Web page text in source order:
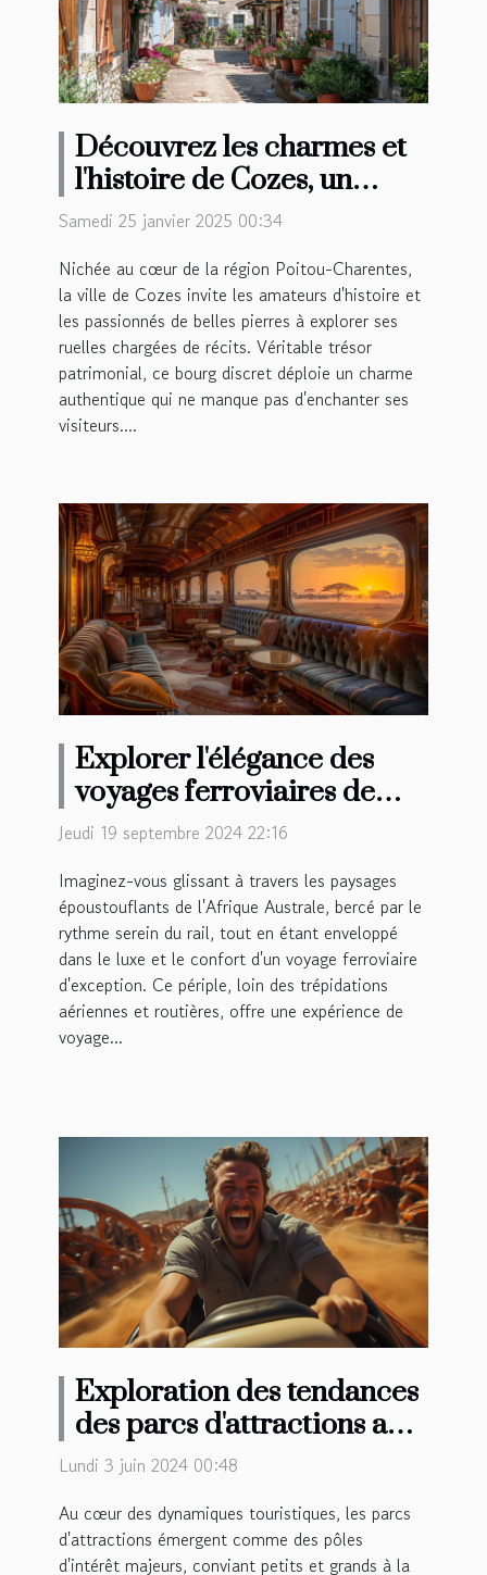
Découvrez les charmes et
l'histoire de Cozes, un
joyau régional
Samedi 25 janvier 2025 00:34
Nichée au cœur de la région Poitou-Charentes,
la ville de Cozes invite les amateurs d'histoire et
les passionnés de belles pierres à explorer ses
ruelles chargées de récits. Véritable trésor
patrimonial, ce bourg discret déploie un charme
authentique qui ne manque pas d'enchanter ses
visiteurs....
Explorer l'élégance des
voyages ferroviaires de
luxe en Afrique Australe
Jeudi 19 septembre 2024 22:16
Imaginez-vous glissant à travers les paysages
époustouflants de l'Afrique Australe, bercé par le
rythme serein du rail, tout en étant enveloppé
dans le luxe et le confort d'un voyage ferroviaire
d'exception. Ce périple, loin des trépidations
aériennes et routières, offre une expérience de
voyage...
Exploration des tendances
des parcs d'attractions au
Maroc et leur impact sur le
Lundi 3 juin 2024 00:48
Au cœur des dynamiques touristiques, les parcs
d'attractions émergent comme des pôles
d'intérêt majeurs, conviant petits et grands à la